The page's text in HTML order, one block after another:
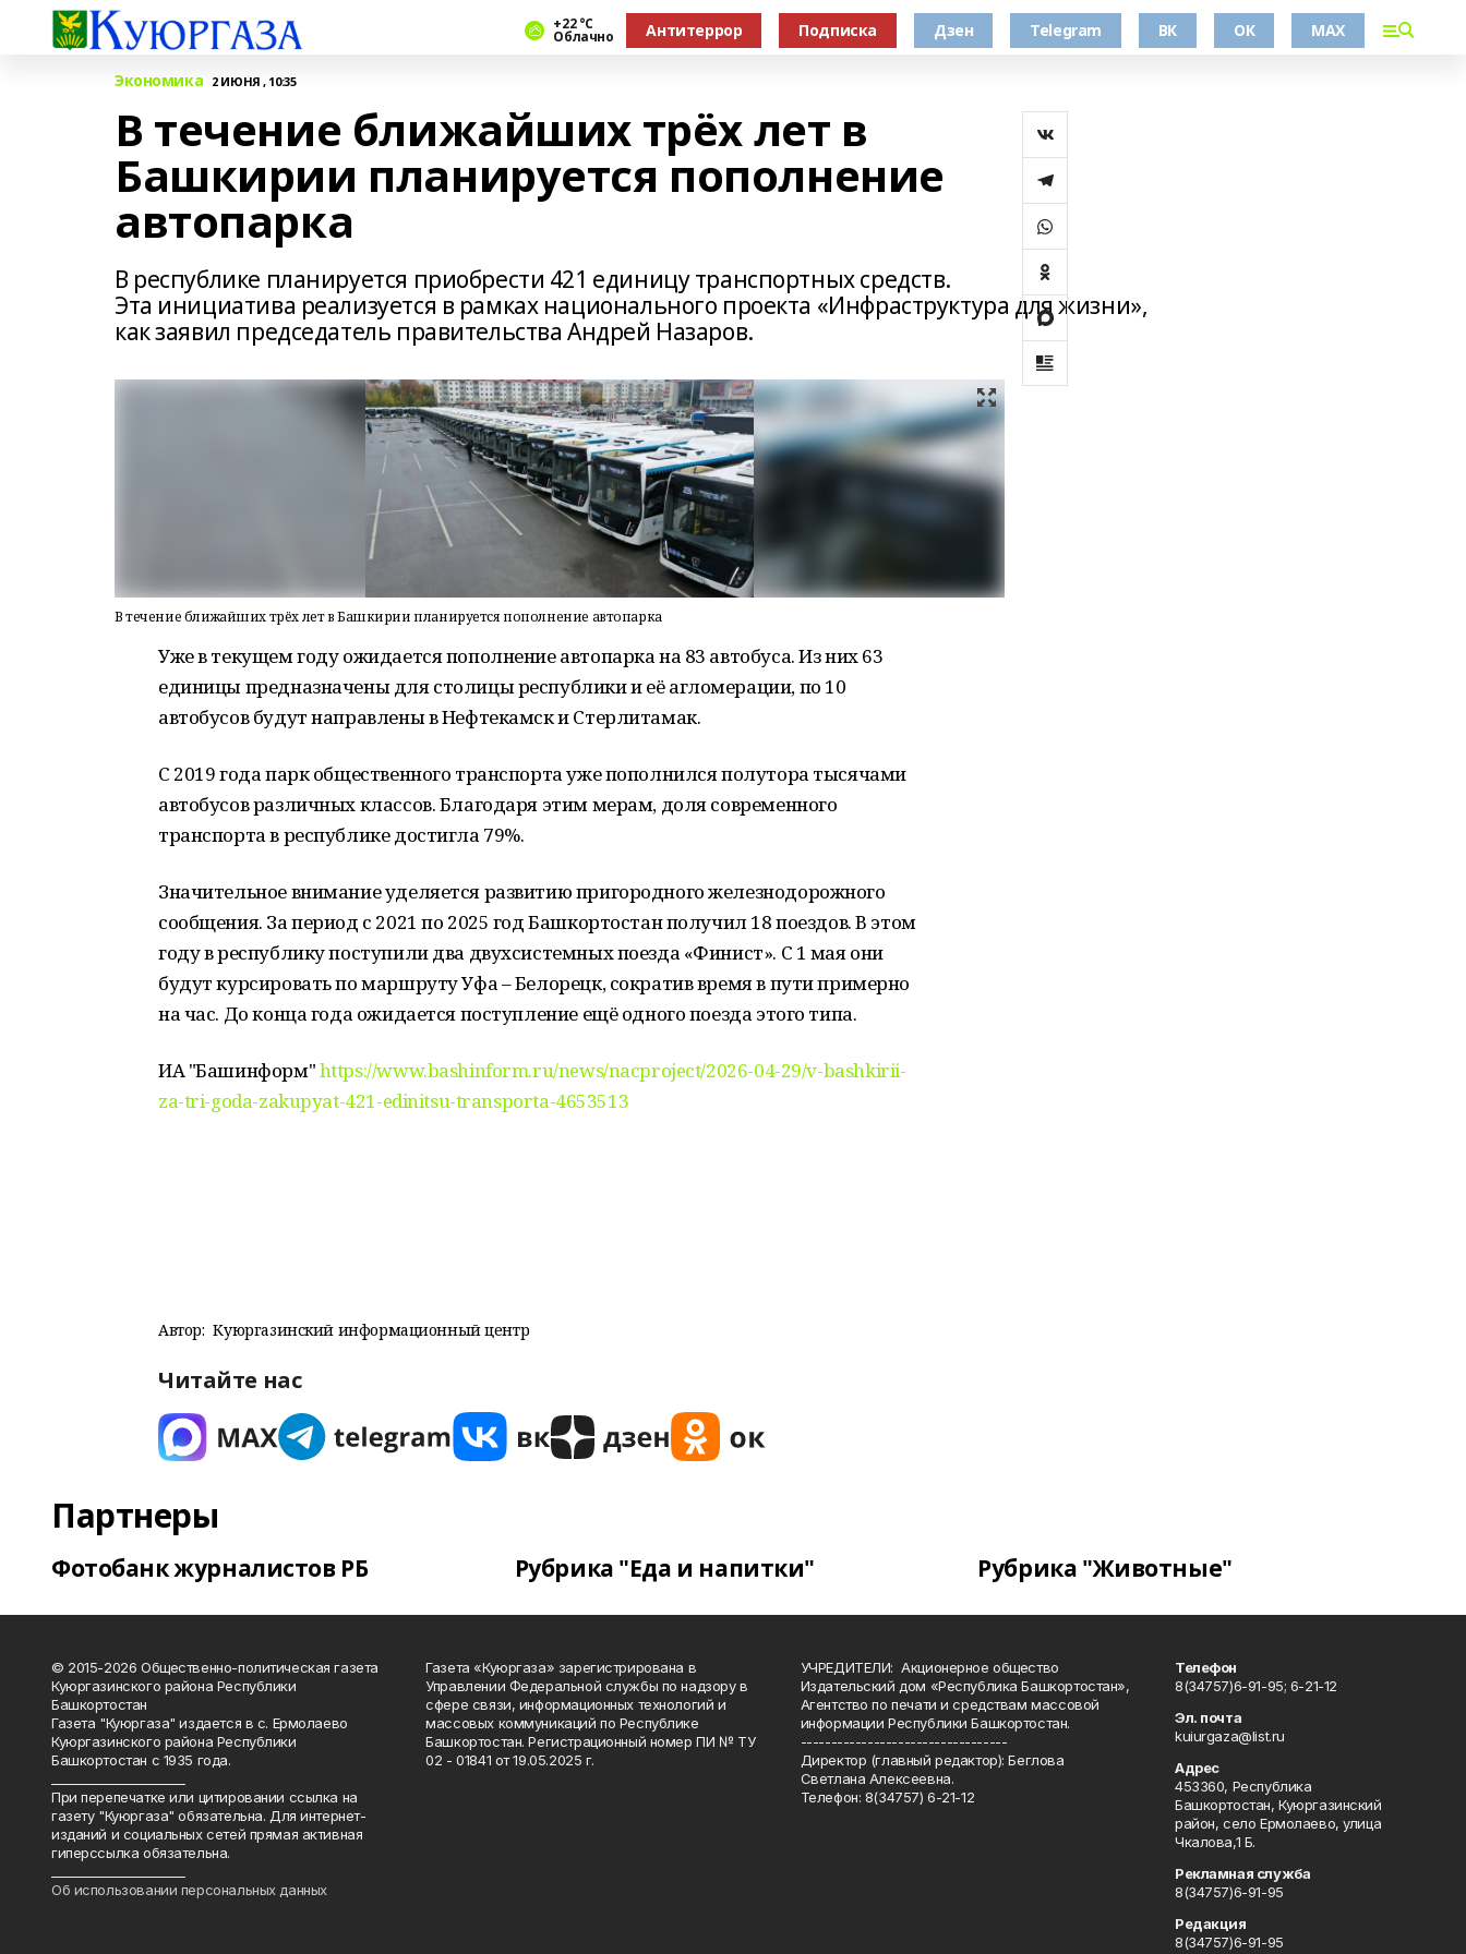
+22 °С
Облачно Антитеррор Подписка Дзен Telegram ВК ОК MAX
Экономика 2 ИЮНЯ , 10:35
В течение ближайших трёх лет в
Башкирии планируется пополнение
автопарка
В республике планируется приобрести 421 единицу транспортных средств.
Эта инициатива реализуется в рамках национального проекта «Инфраструктура для жизни»,
как заявил председатель правительства Андрей Назаров.
В течение ближайших трёх лет в Башкирии планируется пополнение автопарка
Уже в текущем году ожидается пополнение автопарка на 83 автобуса. Из них 63
единицы предназначены для столицы республики и её агломерации, по 10
автобусов будут направлены в Нефтекамск и Стерлитамак.
С 2019 года парк общественного транспорта уже пополнился полутора тысячами
автобусов различных классов. Благодаря этим мерам, доля современного
транспорта в республике достигла 79%.
Значительное внимание уделяется развитию пригородного железнодорожного
сообщения. За период с 2021 по 2025 год Башкортостан получил 18 поездов. В этом
году в республику поступили два двухсистемных поезда «Финист». С 1 мая они
будут курсировать по маршруту Уфа – Белорецк, сократив время в пути примерно
на час. До конца года ожидается поступление ещё одного поезда этого типа.
ИА "Башинформ"https://www.bashinform.ru/news/nacproject/2026-04-29/v-bashkirii-
za-tri-goda-zakupyat-421-edinitsu-transporta-4653513
Автор: Куюргазинский информационный центр
Читайте нас
Партнеры
Фотобанк журналистов РБ Рубрика "Еда и напитки" Рубрика "Животные"
© 2015-2026 Общественно-политическая газета
Куюргазинского района Республики
Башкортостан
Газета "Куюргаза" издается в с. Ермолаево
Куюргазинского района Республики
Башкортостан с 1935 года.
При перепечатке или цитировании ссылка на
газету "Куюргаза" обязательна. Для интернет-
изданий и социальных сетей прямая активная
гиперссылка обязательна.
Об использовании персональных данных
Газета «Куюргаза» зарегистрирована в
Управлении Федеральной службы по надзору в
сфере связи, информационных технологий и
массовых коммуникаций по Республике
Башкортостан. Регистрационный номер ПИ № ТУ
02 - 01841 от 19.05.2025 г.
УЧРЕДИТЕЛИ: Акционерное общество
Издательский дом «Республика Башкортостан»,
Агентство по печати и средствам массовой
информации Республики Башкортостан.
----------------------------------
Директор (главный редактор): Беглова
Светлана Алексеевна.
Телефон: 8(34757) 6-21-12
Телефон
8(34757)6-91-95; 6-21-12
Эл. почта
kuiurgaza@list.ru
Адрес
453360, Республика
Башкортостан, Куюргазинский
район, село Ермолаево, улица
Чкалова,1 Б.
Рекламная служба
8(34757)6-91-95
Редакция
8(34757)6-91-95